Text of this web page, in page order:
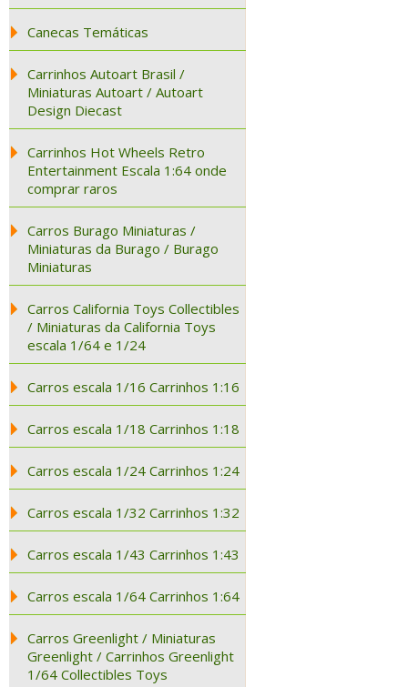
Canecas Temáticas
Carrinhos Autoart Brasil /
Miniaturas Autoart / Autoart
Design Diecast
Carrinhos Hot Wheels Retro
Entertainment Escala 1:64 onde
comprar raros
Carros Burago Miniaturas /
Miniaturas da Burago / Burago
Miniaturas
Carros California Toys Collectibles
/ Miniaturas da California Toys
escala 1/64 e 1/24
Carros escala 1/16 Carrinhos 1:16
Carros escala 1/18 Carrinhos 1:18
Carros escala 1/24 Carrinhos 1:24
Carros escala 1/32 Carrinhos 1:32
Carros escala 1/43 Carrinhos 1:43
Carros escala 1/64 Carrinhos 1:64
Carros Greenlight / Miniaturas
Greenlight / Carrinhos Greenlight
1/64 Collectibles Toys